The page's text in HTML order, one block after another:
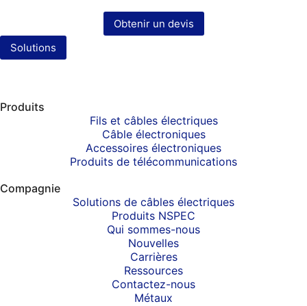
Obtenir un devis
Solutions
Produits
Fils et câbles électriques
Câble électroniques
Accessoires électroniques
Produits de télécommunications
Compagnie
Solutions de câbles électriques
Produits NSPEC
Qui sommes-nous
Nouvelles
Carrières
Ressources
Contactez-nous
Métaux